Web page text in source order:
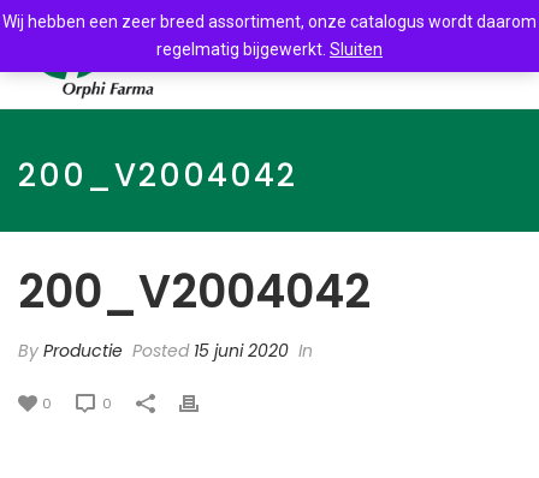
200_V2004042
200_V2004042
By Productie Posted 15 juni 2020 In
0 0
Wij hebben een zeer breed assortiment, onze catalogus wordt daarom
regelmatig bijgewerkt. Sluiten